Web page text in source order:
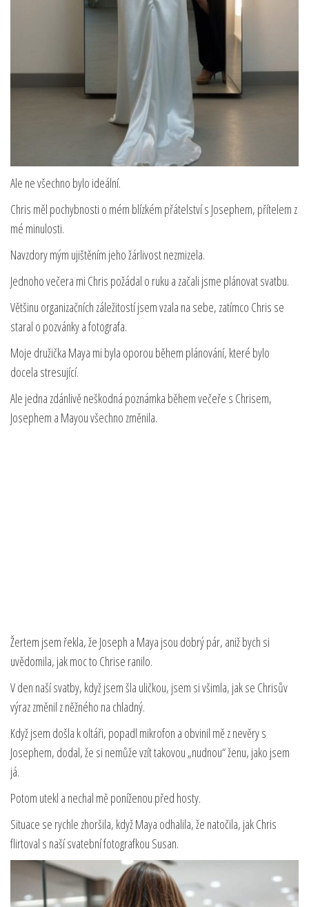
Ale ne všechno bylo ideální.
Chris měl pochybnosti o mém blízkém přátelství s Josephem, přítelem z
mé minulosti.
Navzdory mým ujištěním jeho žárlivost nezmizela.
Jednoho večera mi Chris požádal o ruku a začali jsme plánovat svatbu.
Většinu organizačních záležitostí jsem vzala na sebe, zatímco Chris se
staral o pozvánky a fotografa.
Moje družička Maya mi byla oporou během plánování, které bylo
docela stresující.
Ale jedna zdánlivě neškodná poznámka během večeře s Chrisem,
Josephem a Mayou všechno změnila.
Žertem jsem řekla, že Joseph a Maya jsou dobrý pár, aniž bych si
uvědomila, jak moc to Chrise ranilo.
V den naší svatby, když jsem šla uličkou, jsem si všimla, jak se Chrisův
výraz změnil z něžného na chladný.
Když jsem došla k oltáři, popadl mikrofon a obvinil mě z nevěry s
Josephem, dodal, že si nemůže vzít takovou „nudnou“ ženu, jako jsem
já.
Potom utekl a nechal mě poníženou před hosty.
Situace se rychle zhoršila, když Maya odhalila, že natočila, jak Chris
flirtoval s naší svatební fotografkou Susan.